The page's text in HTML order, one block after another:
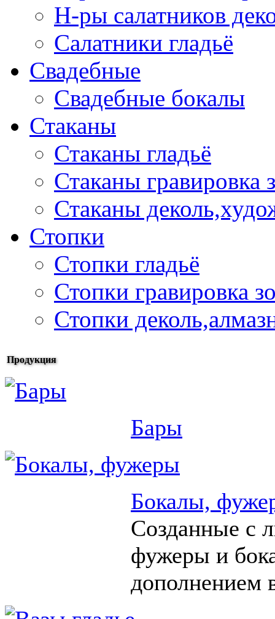
Н-ры салатников
Салатники гладьё
Свадебные
Свадебные бокалы
Стаканы
Стаканы гладьё
Стаканы гравировка
Стаканы
Стопки
Стопки гладьё
Стопки гравировка
Стопки
Продукция
Бары
Бокалы,
Созданные с
фужеры и
дополнением